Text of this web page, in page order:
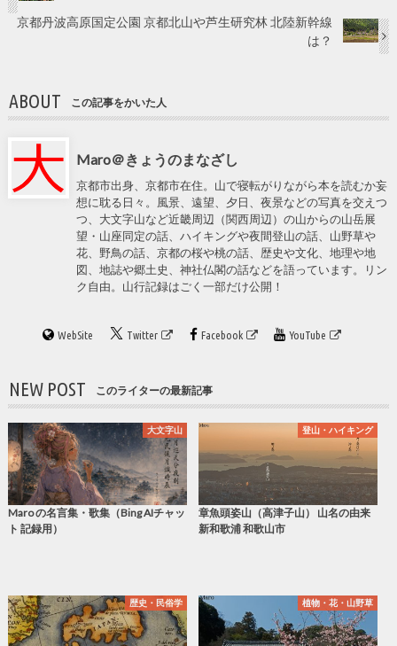
京都丹波高原国定公園 京都北山や芦生研究林 北陸新幹線
は？
ABOUT この記事をかいた人
Maro＠きょうのまなざし
京都市出身、京都市在住。山で寝転がりながら本を読むか妄
想に耽る日々。風景、遠望、夕日、夜景などの写真を交えつ
つ、大文字山など近畿周辺（関西周辺）の山からの山岳展
望・山座同定の話、ハイキングや夜間登山の話、山野草や
花、野鳥の話、京都の桜や桃の話、歴史や文化、地理や地
図、地誌や郷土史、神社仏閣の話などを語っています。リン
ク自由。山行記録はごく一部だけ公開！
WebSite Twitter Facebook YouTube
NEW POST このライターの最新記事
大文字山
Maro の名言集・歌集（Bing AIチャッ
ト 記録用）
登山・ハイキング
章魚頭姿山（高津子山） 山名の由来
新和歌浦 和歌山市
歴史・民俗学 植物・花・山野草